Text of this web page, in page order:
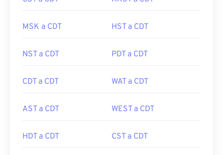
MSK a CDT HST a CDT
NST a CDT PDT a CDT
CDT a CDT WAT a CDT
AST a CDT WEST a CDT
HDT a CDT CST a CDT